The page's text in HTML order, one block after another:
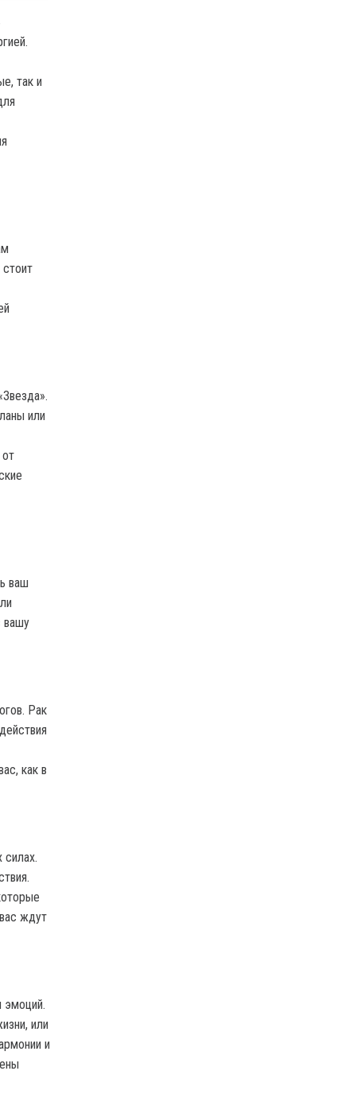
так и
или
ваш
вашу
Рак
как в
силах.
ждут
эмоций.
или
и